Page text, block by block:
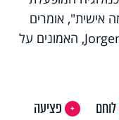
אישית", אומרים
המהנדסים של חברת Jorgenson Builders, האמונים על
לוחם
פציעה